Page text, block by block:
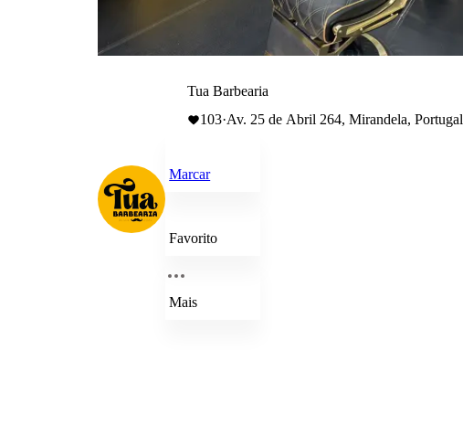
Tua Barbearia
103·Av. 25 de Abril 264, Mirandela, Portugal
Marcar
Favorito
Mais